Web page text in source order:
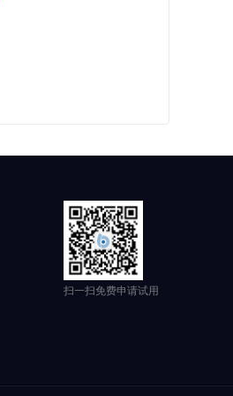
扫一扫免费申请试用